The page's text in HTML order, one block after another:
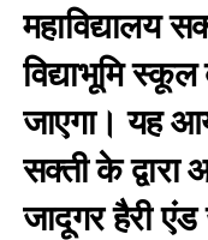
महाविद्यालय
विद्याभूमि स्कूल
जाएगा। यह
सक्ती के द्वारा
जादूगर हैरी